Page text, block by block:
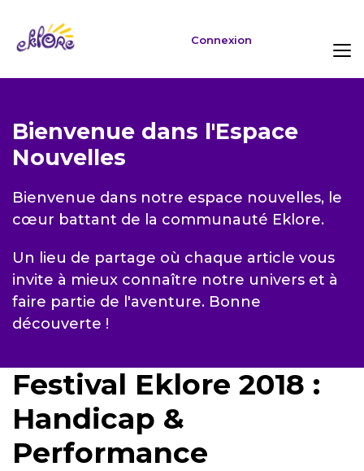
Connexion
Bienvenue dans l'Espace
Nouvelles
Bienvenue dans notre espace nouvelles, le
cœur battant de la communauté Eklore.
Un lieu de partage où chaque article vous
invite à mieux connaître notre univers et à
faire partie de l'aventure. Bonne
découverte !
Festival Eklore 2018 :
Handicap &
Performance